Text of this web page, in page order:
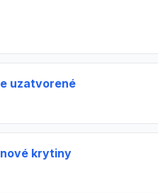
uzatvorené
krytiny